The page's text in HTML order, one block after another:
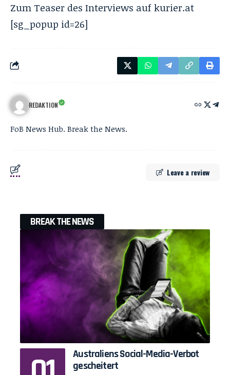
Zum Teaser des Interviews aufkurier.at
[sg_popup id=26]
REDAKTION
FoB News Hub. Break the News.
Leave a review
BREAK THE NEWS
Australiens Social-Media-Verbot
gescheitert